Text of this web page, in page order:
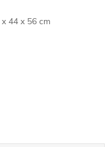
44 x 56 cm